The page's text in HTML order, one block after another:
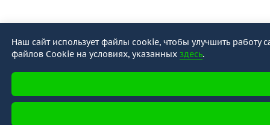
Наш сайт использует файлы cookie, чтобы улучшить работу
файлов Cookie на условиях, указанных здесь.